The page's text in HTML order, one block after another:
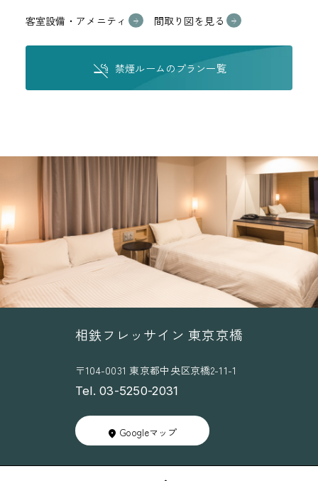
客室設備・アメニティ 間取り図を見る
禁煙ルームのプラン一覧
相鉄フレッサイン 東京京橋
〒104-0031 東京都中央区京橋2-11-1
Tel. 03-5250-2031
Googleマップ